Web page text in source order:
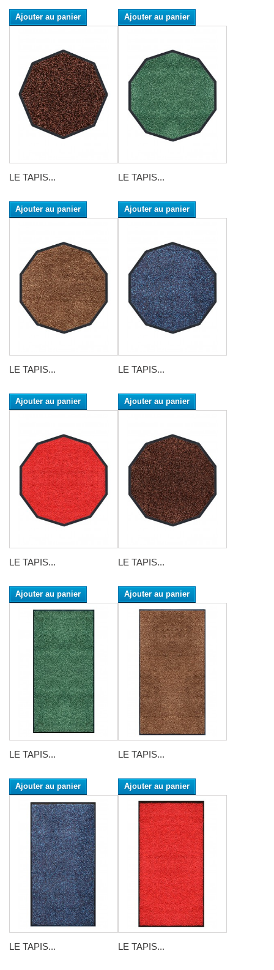
Ajouter au panier Ajouter au panier
LE TAPIS...
Ajouter au panier
LE TAPIS...
Ajouter au panier
LE TAPIS...
Ajouter au panier
LE TAPIS...
Ajouter au panier
LE TAPIS...
Ajouter au panier
LE TAPIS...
Ajouter au panier
LE TAPIS...
Ajouter au panier
LE TAPIS...
Ajouter au panier
LE TAPIS... LE TAPIS...